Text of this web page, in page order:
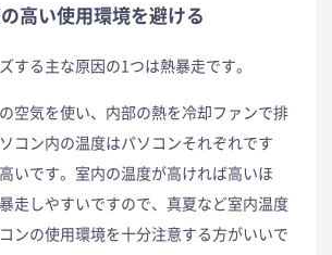
高い使用環境を避ける
する主な原因の1つは熱暴走です。
空気を使い、内部の熱を冷却ファンで排
コン内の温度はパソコンそれぞれです
いです。室内の温度が高ければ高いほ
走しやすいですので、真夏など室内温度
ンの使用環境を十分注意する方がいいで